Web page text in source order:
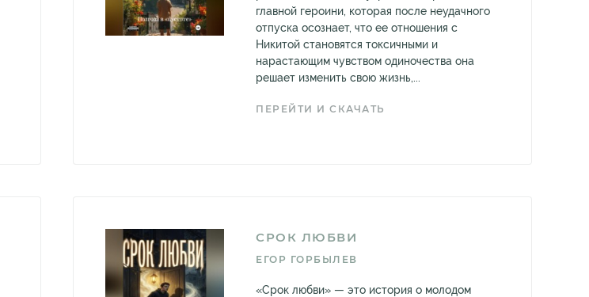
главной героини, которая после неудачного
отпуска осознает, что ее отношения с
Никитой становятся токсичными и
нарастающим чувством одиночества она
решает изменить свою жизнь,...
ПЕРЕЙТИ И СКАЧАТЬ
СРОК ЛЮБВИ
ЕГОР ГОРБЫЛЕВ
«Срок любви» — это история о молодом